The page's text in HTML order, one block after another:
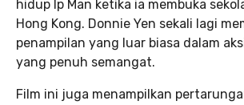
hidup Ip Man ketika ia membuka
Hong Kong. Donnie Yen sekali lagi
penampilan yang luar biasa dalam
yang penuh semangat.
Film ini juga menampilkan